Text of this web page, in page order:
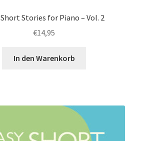
Short Stories for Piano – Vol. 2
€14,95
In den Warenkorb